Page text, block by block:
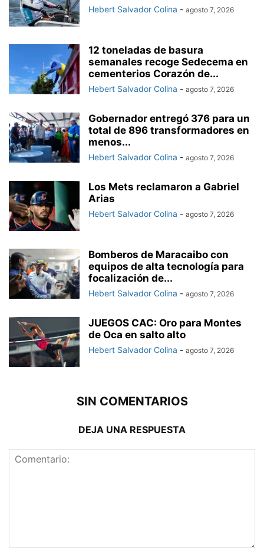
Hebert Salvador Colina - agosto 7, 2026
12 toneladas de basura
semanales recoge Sedecema en
cementerios Corazón de...
Hebert Salvador Colina - agosto 7, 2026
Gobernador entregó 376 para un
total de 896 transformadores en
menos...
Hebert Salvador Colina - agosto 7, 2026
Los Mets reclamaron a Gabriel
Arias
Hebert Salvador Colina - agosto 7, 2026
Bomberos de Maracaibo con
equipos de alta tecnología para
focalización de...
Hebert Salvador Colina - agosto 7, 2026
JUEGOS CAC: Oro para Montes
de Oca en salto alto
Hebert Salvador Colina - agosto 7, 2026
SIN COMENTARIOS
DEJA UNA RESPUESTA